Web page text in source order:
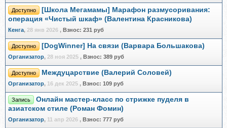
Доступно
[Школа Мегамамы] Марафон размусоривания:
операция «Чистый шкаф» (Валентина Красникова)
Кенга, 28 янв 2026 , Взнос: 231 руб
Доступно [DogWinner] На связи (Варвара Большакова)
Организатор, 28 ноя 2025 , Взнос: 389 руб
Доступно Междуцарствие (Валерий Соловей)
Организатор, 16 дек 2025 , Взнос: 109 руб
Запись
Онлайн мастер-класс по стрижке пуделя в
азиатском стиле (Роман Фомин)
Организатор, 11 апр 2026 , Взнос: 777 руб